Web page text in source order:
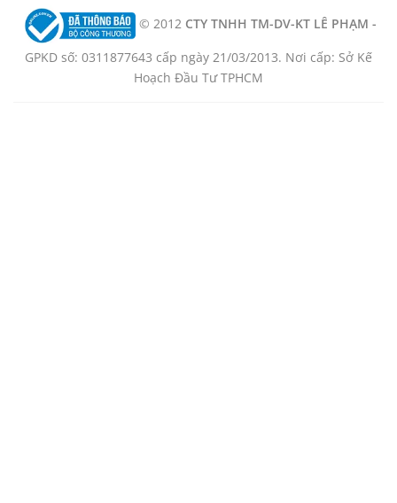
© 2012 CTY TNHH TM-DV-KT LÊ PHẠM -
GPKD số: 0311877643 cấp ngày 21/03/2013. Nơi cấp: Sở Kế
Hoạch Đầu Tư TPHCM